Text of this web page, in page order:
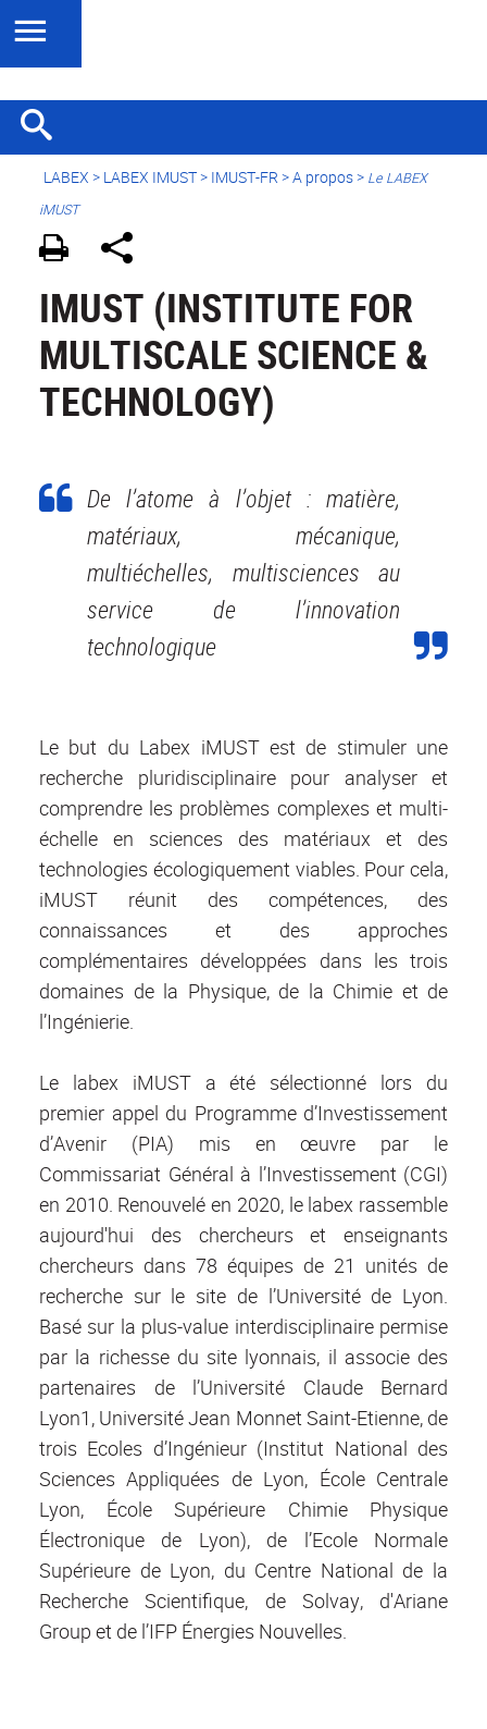
LABEX > LABEX IMUST> IMUST-FR > A propos > Le LABEX
iMUST
IMUST (INSTITUTE FOR
MULTISCALE SCIENCE &
TECHNOLOGY)
De l’atome à l’objet : matière,
matériaux, mécanique,
multiéchelles, multisciences au
service de l’innovation
technologique
Le but du Labex iMUST est de stimuler une
recherche pluridisciplinaire pour analyser et
comprendre les problèmes complexes et multi-
échelle en sciences des matériaux et des
technologies écologiquement viables. Pour cela,
iMUST réunit des compétences, des
connaissances et des approches
complémentaires développées dans les trois
domaines de la Physique, de la Chimie et de
l’Ingénierie.
Le labex iMUST a été sélectionné lors du
premier appel du Programme d’Investissement
d’Avenir (PIA) mis en œuvre par le
Commissariat Général à l’Investissement (CGI)
en 2010. Renouvelé en 2020, le labex rassemble
aujourd'hui des chercheurs et enseignants
chercheurs dans 78 équipes de 21 unités de
recherche sur le site de l’Université de Lyon.
Basé sur la plus-value interdisciplinaire permise
par la richesse du site lyonnais, il associe des
partenaires de l’Université Claude Bernard
Lyon1, Université Jean Monnet Saint-Etienne, de
trois Ecoles d’Ingénieur (Institut National des
Sciences Appliquées de Lyon, École Centrale
Lyon, École Supérieure Chimie Physique
Électronique de Lyon), de l’Ecole Normale
Supérieure de Lyon, du Centre National de la
Recherche Scientifique, de Solvay, d'Ariane
Group et de l’IFP Énergies Nouvelles.